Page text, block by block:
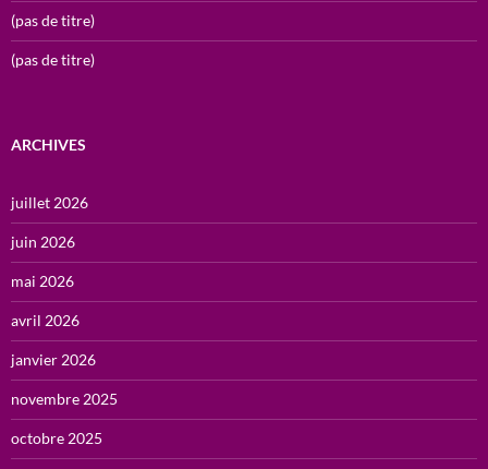
(pas de titre)
(pas de titre)
ARCHIVES
juillet 2026
juin 2026
mai 2026
avril 2026
janvier 2026
novembre 2025
octobre 2025